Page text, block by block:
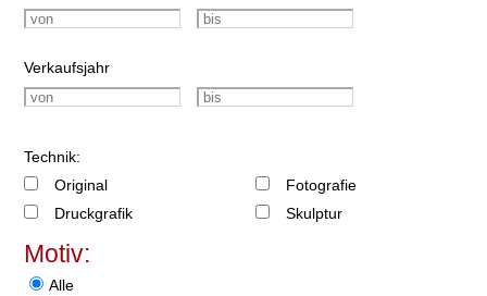
Verkaufsjahr
Technik:
Original
Druckgrafik
Fotografie
Skulptur
Motiv:
Alle